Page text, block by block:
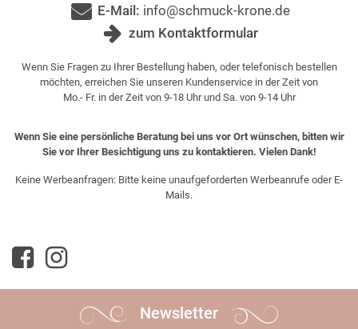
E-Mail: info@schmuck-krone.de
zum Kontaktformular
Wenn Sie Fragen zu Ihrer Bestellung haben, oder telefonisch bestellen
möchten, erreichen Sie unseren Kundenservice in der Zeit von
Mo.- Fr. in der Zeit von 9-18 Uhr und Sa. von 9-14 Uhr
Wenn Sie eine persönliche Beratung bei uns vor Ort wünschen, bitten wir
Sie vor Ihrer Besichtigung uns zu kontaktieren. Vielen Dank!
Keine Werbeanfragen: Bitte keine unaufgeforderten Werbeanrufe oder E-
Mails.
Newsletter